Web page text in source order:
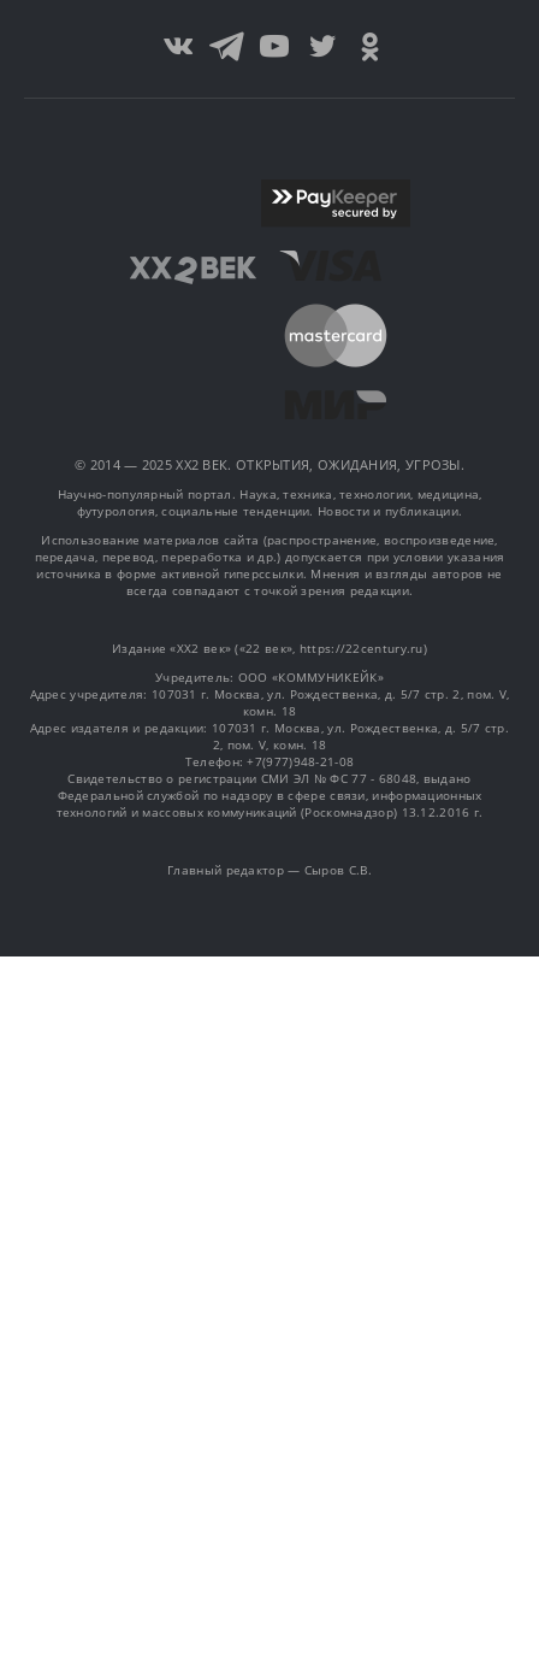
© 2014 — 2025 XX2 ВЕК. ОТКРЫТИЯ, ОЖИДАНИЯ, УГРОЗЫ.
Научно-популярный портал. Наука, техника, технологии, медицина,
футурология, социальные тенденции. Новости и публикации.
Использование материалов сайта (распространение, воспроизведение,
передача, перевод, переработка и др.) допускается при условии указания
источника в форме активной гиперссылки. Мнения и взгляды авторов не
всегда совпадают с точкой зрения редакции.
Издание «XX2 век» («22 век», https://22century.ru)
Учредитель: OOO «КОММУНИКЕЙК»
Адрес учредителя: 107031 г. Москва, ул. Рождественка, д. 5/7 стр. 2, пом. V,
комн. 18
Адрес издателя и редакции: 107031 г. Москва, ул. Рождественка, д. 5/7 стр.
2, пом. V, комн. 18
Телефон: +7(977)948-21-08
Свидетельство о регистрации СМИ ЭЛ № ФС 77 - 68048, выдано
Федеральной службой по надзору в сфере связи, информационных
технологий и массовых коммуникаций (Роскомнадзор) 13.12.2016 г.
Главный редактор — Сыров С.В.